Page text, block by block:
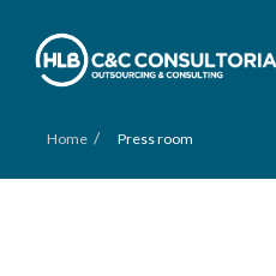
Home / Press room